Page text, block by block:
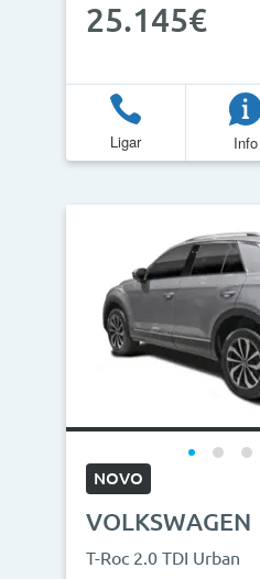
25.145€
Ligar Info
NOVO
VOLKSWAGEN
T-Roc 2.0 TDI Urban